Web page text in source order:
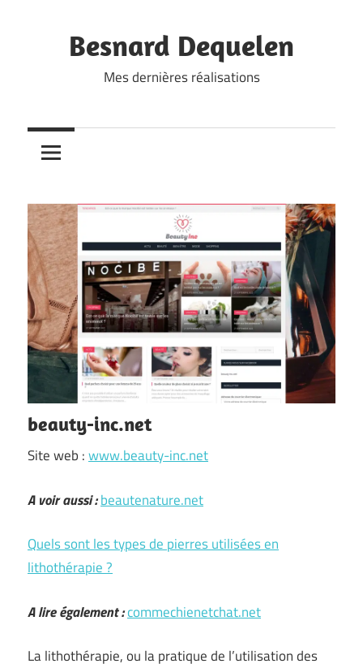
contentBesnard Dequelen
Mes dernières réalisations
beauty-inc.net
Site web :www.beauty-inc.net
A voir aussi :beautenature.net
Quels sont les types de pierres utilisées en
lithothérapie ?
A lire également :commechienetchat.net
La lithothérapie, ou la pratique de l’utilisation des